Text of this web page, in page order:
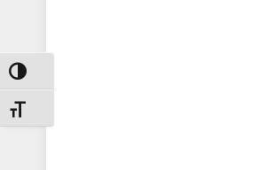
UKLJUČI / ISKLJUČI VISOKI KONTRAST
UKLJUČI / ISKLJUČI VELIČINU FONTA